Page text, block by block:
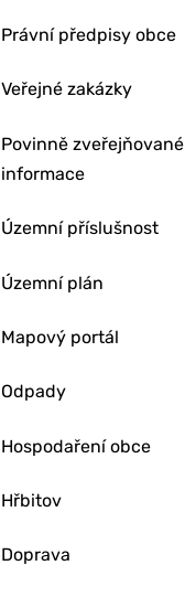
Právní předpisy obce
Veřejné zakázky
Povinně zveřejňované
informace
Územní příslušnost
Územní plán
Mapový portál
Odpady
Hospodaření obce
Hřbitov
Doprava